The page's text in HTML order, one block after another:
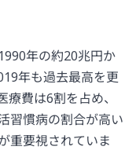
年の約20兆円か
年も過去最高を更
費は6割を占め、
習慣病の割合が高い
重要視されていま